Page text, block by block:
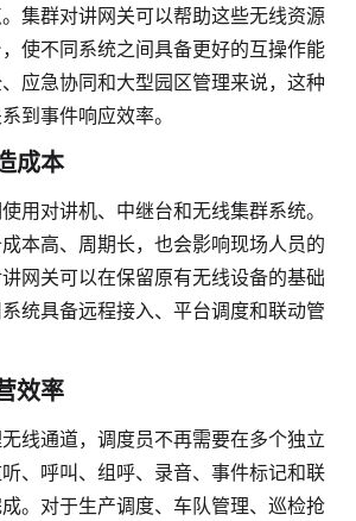
集群对讲网关可以帮助这些无线资源
使不同系统之间具备更好的互操作能
应急协同和大型园区管理来说，这种
到事件响应效率。
成本
用对讲机、中继台和无线集群系统。
本高、周期长，也会影响现场人员的
网关可以在保留原有无线设备的基础
系统具备远程接入、平台调度和联动管
效率
线通道，调度员不再需要在多个独立
、呼叫、组呼、录音、事件标记和联
。对于生产调度、车队管理、巡检抢